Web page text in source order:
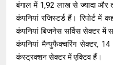
बंगाल में 1,92 लाख से ज्यादा और
कंपनियां रजिस्टर्ड हैं। रिपोर्ट में
कंपनियां बिजनेस सर्विस सेक्टर में
कंपनियां मैन्युफैक्चरिंग सेक्टर,
कंस्ट्रक्शन सेक्टर में एक्टिव हैं।